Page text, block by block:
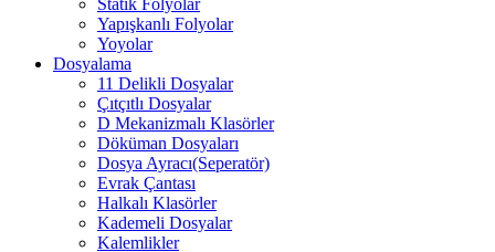
Statik Folyolar
Yapışkanlı Folyolar
Yoyolar
Dosyalama
11 Delikli Dosyalar
Çıtçıtlı Dosyalar
D Mekanizmalı Klasörler
Döküman Dosyaları
Dosya Ayracı(Seperatör)
Evrak Çantası
Halkalı Klasörler
Kademeli Dosyalar
Kalemlikler